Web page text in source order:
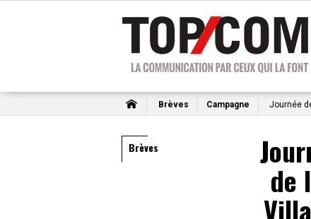
Brèves Campagne Journée
Brèves
de